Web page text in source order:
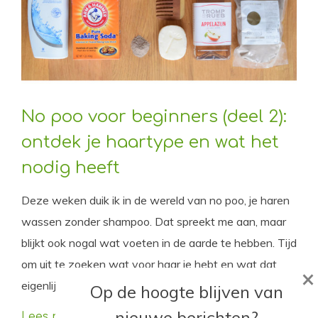
No poo voor beginners (deel 2):
ontdek je haartype en wat het
nodig heeft
Deze weken duik ik in de wereld van no poo, je haren
wassen zonder shampoo. Dat spreekt me aan, maar
blijkt ook nogal wat voeten in de aarde te hebben. Tijd
om uit te zoeken wat voor haar je hebt en wat dat
eigenlijk aan verzorging nodig heeft.
Op de hoogte blijven van
×